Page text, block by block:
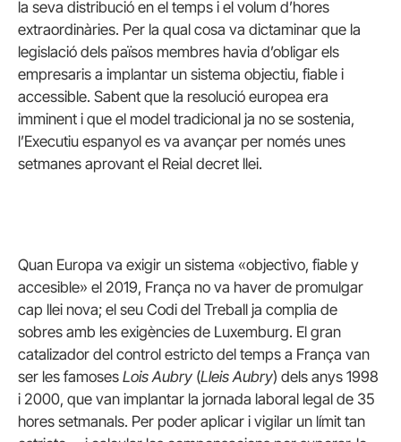
la seva distribució en el temps i el volum d’hores
extraordinàries. Per la qual cosa va dictaminar que la
legislació dels països membres havia d’obligar els
empresaris a implantar un sistema objectiu, fiable i
accessible. Sabent que la resolució europea era
imminent i que el model tradicional ja no se sostenia,
l’Executiu espanyol es va avançar per només unes
setmanes aprovant el Reial decret llei.
Quan Europa va exigir un sistema «objectivo, fiable y
accesible» el 2019, França no va haver de promulgar
cap llei nova; el seu Codi del Treball ja complia de
sobres amb les exigències de Luxemburg. El gran
catalizador del control estricto del temps a França van
ser les famoses Lois Aubry (Lleis Aubry) dels anys 1998
i 2000, que van implantar la jornada laboral legal de 35
hores setmanals. Per poder aplicar i vigilar un límit tan